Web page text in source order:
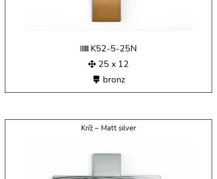
K52-5-25N
25 x 12
bronz
Kríž – Matt silver